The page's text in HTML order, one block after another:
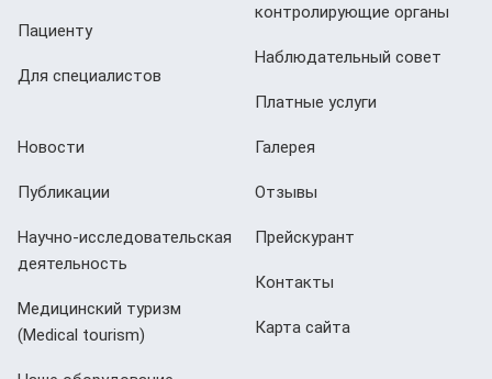
Пациенту
Для специалистов
контролирующие органы
Наблюдательный совет
Платные услуги
Новости
Публикации
Научно-исследовательская
деятельность
Медицинский туризм
(Мedical tourism)
Галерея
Отзывы
Прейскурант
Контакты
Карта сайта